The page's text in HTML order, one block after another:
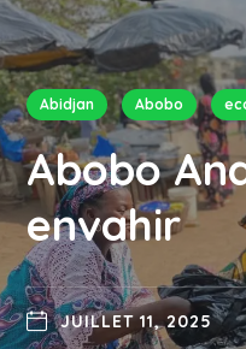
Abidjan Abobo
Abobo
envahir
JUILLET 11, 2025